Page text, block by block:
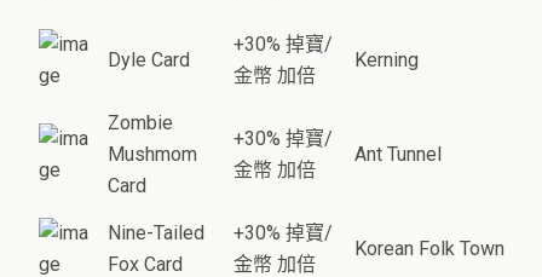
Dyle Card
+30% 掉寶/
金幣 加倍
Kerning
Zombie
Mushmom
Card
+30% 掉寶/
金幣 加倍
Ant Tunnel
Nine-Tailed
Fox Card
+30% 掉寶/
金幣 加倍
Korean Folk Town